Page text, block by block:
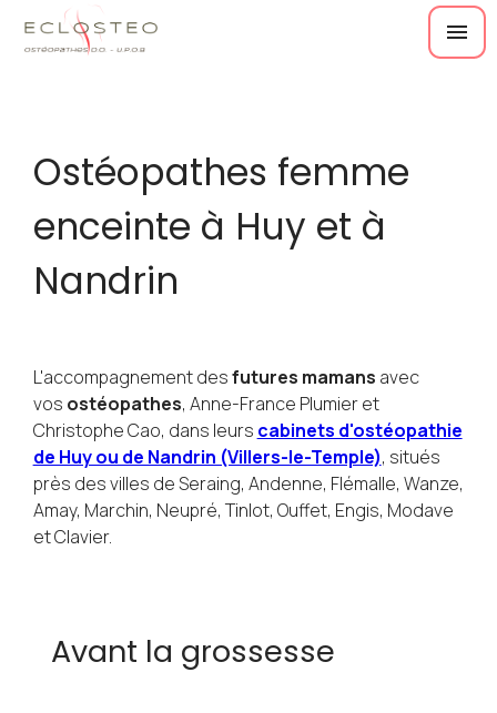
menu
Ostéopathes femme
enceinte à Huy et à
Nandrin
L'accompagnement desfutures mamans avec
vos ostéopathes, Anne-France Plumier et
Christophe Cao, dans leurs cabinets d'ostéopathie
de Huy ou de Nandrin (Villers-le-Temple), situés
près des villes de Seraing, Andenne, Flémalle, Wanze,
Amay, Marchin, Neupré, Tinlot, Ouffet, Engis, Modave
et Clavier.
Avant la grossesse
Panneau de gestion des cookies